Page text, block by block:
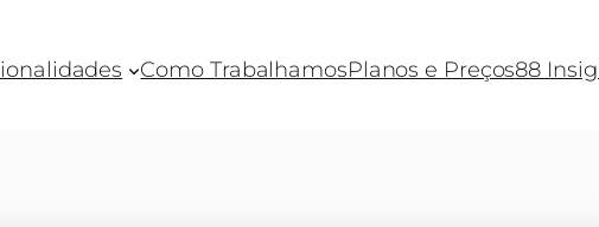
Como TrabalhamosPlanos e Preços88